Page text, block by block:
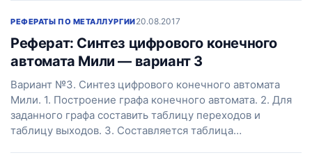
РЕФЕРАТЫ ПО МЕТАЛЛУРГИИ20.08.2017
Реферат: Синтез цифрового конечного
автомата Мили — вариант 3
Вариант №3. Синтез цифрового конечного автомата
Мили. 1. Построение графа конечного автомата. 2. Для
заданного графа составить таблицу переходов и
таблицу выходов. 3. Составляется таблица…